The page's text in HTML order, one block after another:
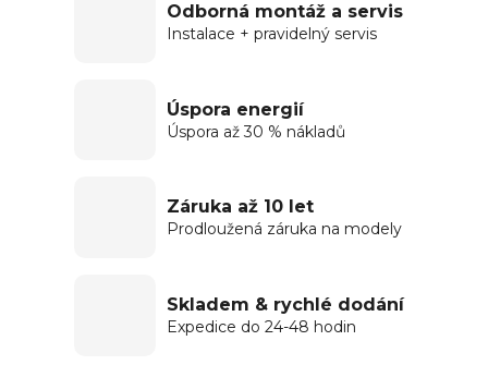
Odborná montáž a servis
Instalace + pravidelný servis
Úspora energií
Úspora až 30 % nákladů
Záruka až 10 let
Prodloužená záruka na modely
Skladem & rychlé dodání
Expedice do 24-48 hodin